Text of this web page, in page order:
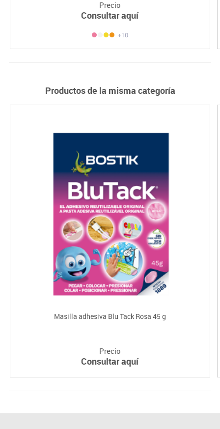
Precio
Consultar aquí
+10
Productos de la misma categoría
Masilla adhesiva Blu Tack Rosa 45 g
Precio
Consultar aquí